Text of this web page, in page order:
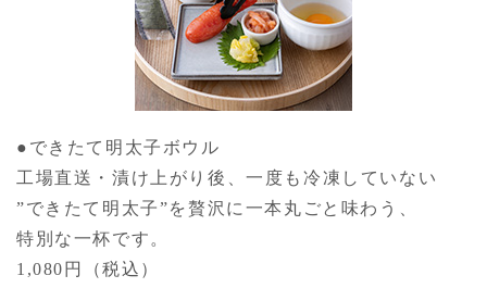
●できたて明太子ボウル
工場直送・漬け上がり後、一度も冷凍していない
”できたて明太子”を贅沢に一本丸ごと味わう、
特別な一杯です。
1,080円（税込）